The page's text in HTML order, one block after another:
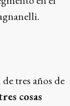
tres años de
cosas